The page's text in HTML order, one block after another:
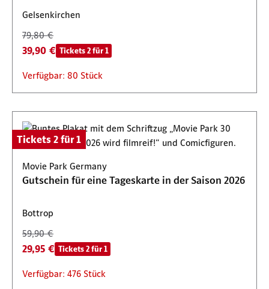
Gelsenkirchen
79,80 €
39,90 € Tickets 2 für 1
Verfügbar: 80 Stück
Tickets 2 für 1
Movie Park Germany
Gutschein für eine Tageskarte in der Saison 2026
Bottrop
59,90 €
29,95 € Tickets 2 für 1
Verfügbar: 476 Stück